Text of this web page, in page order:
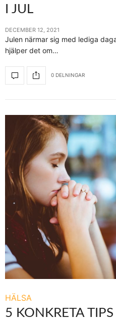
I JUL
DECEMBER 12, 2021
Julen närmar sig med lediga
hjälper det om…
0 DELNINGAR
HÄLSA
5 KONKRETA